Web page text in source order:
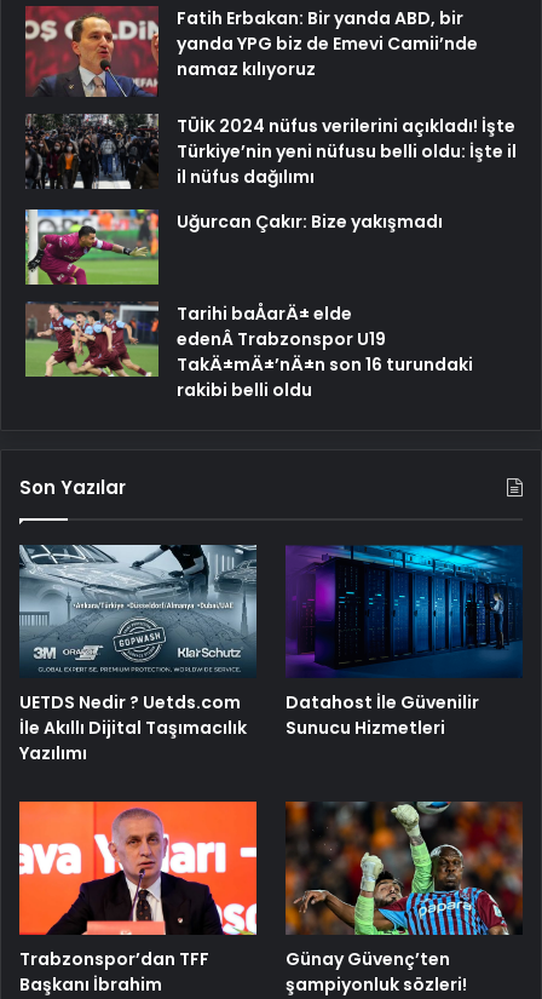
Fatih Erbakan: Bir yanda ABD, bir
yanda YPG biz de Emevi Camii’nde
namaz kılıyoruz
TÜİK 2024 nüfus verilerini açıkladı! İşte
Türkiye’nin yeni nüfusu belli oldu: İşte il
il nüfus dağılımı
Uğurcan Çakır: Bize yakışmadı
Tarihi baÅarÄ± elde
edenÂ Trabzonspor U19
TakÄ±mÄ±’nÄ±n son 16 turundaki
rakibi belli oldu
Son Yazılar
UETDS Nedir ? Uetds.com
İle Akıllı Dijital Taşımacılık
Yazılımı
Datahost İle Güvenilir
Sunucu Hizmetleri
Trabzonspor’dan TFF
Başkanı İbrahim
Günay Güvenç’ten
şampiyonluk sözleri!